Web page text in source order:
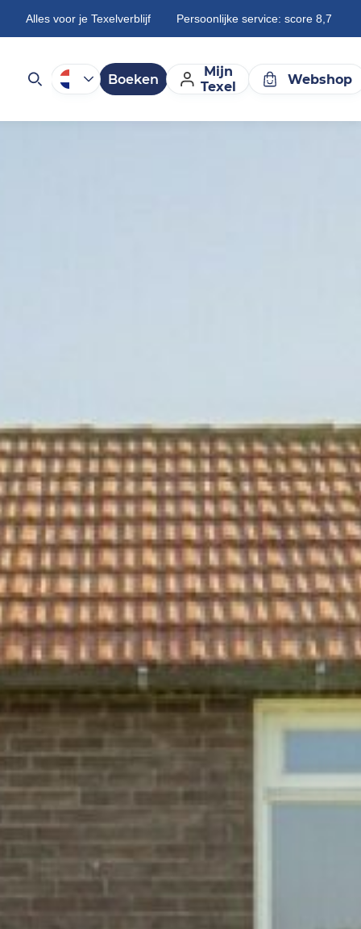
Alles voor je Texelverblijf Persoonlijke service: score 8,7
Boeken
Mijn
Texel
Webshop